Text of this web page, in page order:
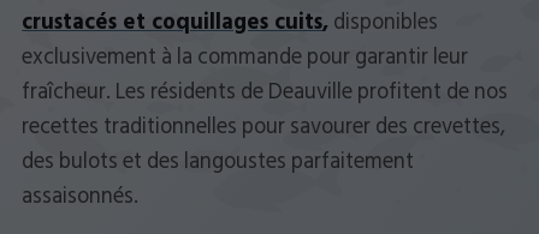
crustacés et coquillages cuits,disponibles
exclusivement à la commande pour garantir leur
fraîcheur. Les résidents de Deauville profitent de nos
recettes traditionnelles pour savourer des crevettes,
des bulots et des langoustes parfaitement
assaisonnés.